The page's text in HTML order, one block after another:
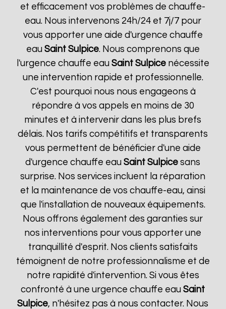
et efficacement vos problèmes de chauffe-
eau. Nous intervenons 24h/24 et 7j/7 pour
vous apporter une aide d'urgence chauffe
eau Saint Sulpice. Nous comprenons que
l'urgence chauffe eau Saint Sulpicenécessite
une intervention rapide et professionnelle.
C'est pourquoi nous nous engageons à
répondre à vos appels en moins de 30
minutes et à intervenir dans les plus brefs
délais. Nos tarifs compétitifs et transparents
vous permettent de bénéficier d'une aide
d'urgence chauffe eauSaint Sulpice sans
surprise. Nos services incluent la réparation
et la maintenance de vos chauffe-eau, ainsi
que l'installation de nouveaux équipements.
Nous offrons également des garanties sur
nos interventions pour vous apporter une
tranquillité d'esprit. Nos clients satisfaits
témoignent de notre professionnalisme et de
notre rapidité d'intervention. Si vous êtes
confronté à une urgence chauffe eauSaint
Sulpice, n'hésitez pas à nous contacter. Nous